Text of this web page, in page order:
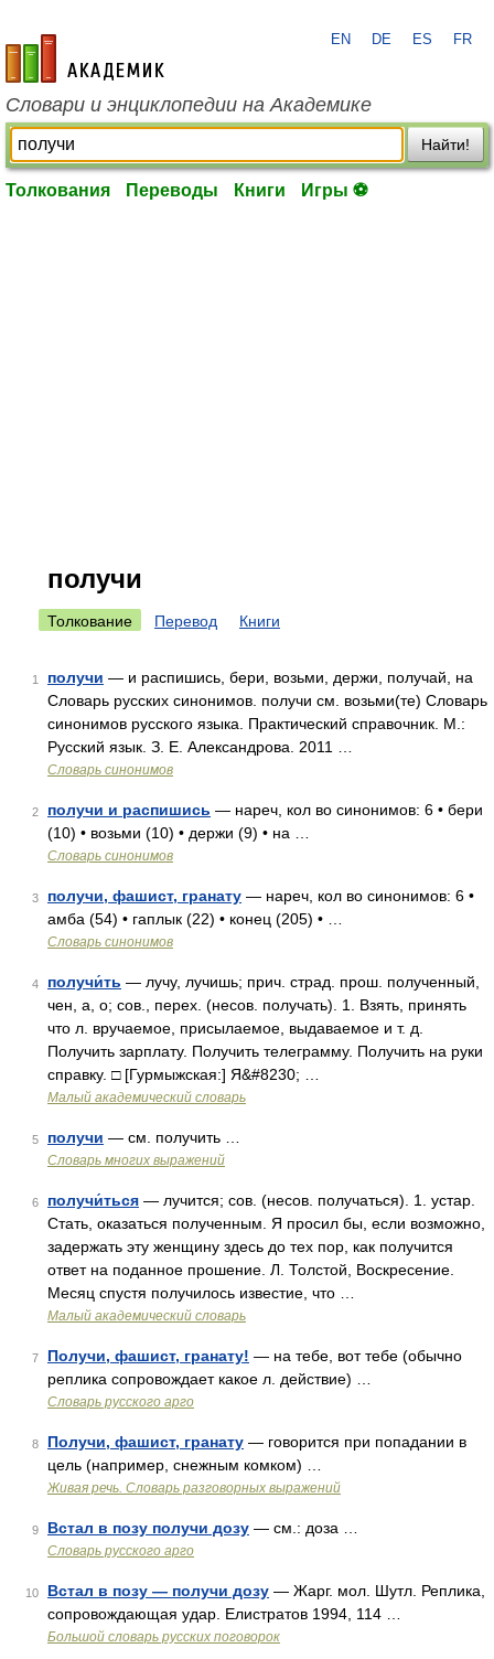
academic.ru
EN DE ES FR
Словари и энциклопедии на Академике
Найти!
Толкования Переводы Книги Игры ⚽
получи
Толкование Перевод Книги
1 получи — и распишись, бери, возьми, держи, получай, на
Словарь русских синонимов. получи см. возьми(те) Словарь
синонимов русского языка. Практический справочник. М.:
Русский язык. З. Е. Александрова. 2011 …
Словарь синонимов
2 получи и распишись — нареч, кол во синонимов: 6 • бери
(10) • возьми (10) • держи (9) • на …
Словарь синонимов
3 получи, фашист, гранату — нареч, кол во синонимов: 6 •
амба (54) • гаплык (22) • конец (205) • …
Словарь синонимов
4 получи́ть — лучу, лучишь; прич. страд. прош. полученный,
чен, а, о; сов., перех. (несов. получать). 1. Взять, принять
что л. вручаемое, присылаемое, выдаваемое и т. д.
Получить зарплату. Получить телеграмму. Получить на руки
справку. □ [Гурмыжская:] Я&#8230; …
Малый академический словарь
5 получи — см. получить …
Словарь многих выражений
6 получи́ться — лучится; сов. (несов. получаться). 1. устар.
Стать, оказаться полученным. Я просил бы, если возможно,
задержать эту женщину здесь до тех пор, как получится
ответ на поданное прошение. Л. Толстой, Воскресение.
Месяц спустя получилось известие, что …
Малый академический словарь
7 Получи, фашист, гранату! — на тебе, вот тебе (обычно
реплика сопровождает какое л. действие) …
Словарь русского арго
8 Получи, фашист, гранату — говорится при попадании в
цель (например, снежным комком) …
Живая речь. Словарь разговорных выражений
9 Встал в позу получи дозу — см.: доза …
Словарь русского арго
10 Встал в позу — получи дозу — Жарг. мол. Шутл. Реплика,
сопровождающая удар. Елистратов 1994, 114 …
Большой словарь русских поговорок